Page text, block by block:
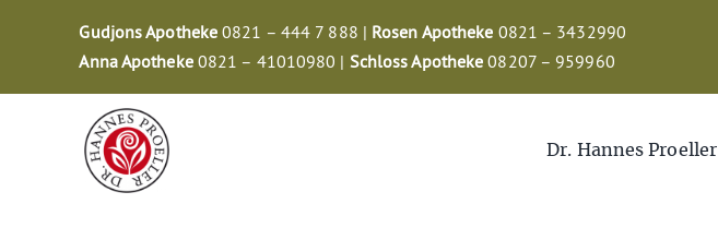
Gudjons Apotheke 0821 – 444 7 888 | Rosen Apotheke 0821 – 3432990
Anna Apotheke0821 – 41010980 | Schloss Apotheke 08207 – 959960
Dr. Hannes Proeller